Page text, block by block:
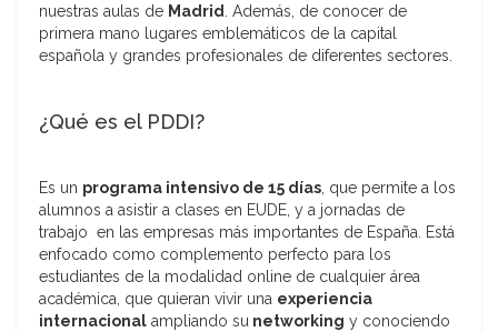
nuestras aulas de Madrid. Además, de conocer de
primera mano lugares emblemáticos de la capital
española y grandes profesionales de diferentes sectores.
¿Qué es el PDDI?
Es un programa intensivo de 15 días, que permite a los
alumnos a asistir a clases en EUDE, y a jornadas de
trabajo en las empresas más importantes de España. Está
enfocado como complemento perfecto para los
estudiantes de la modalidad online de cualquier área
académica, que quieran vivir una experiencia
internacional ampliando su networking y conociendo